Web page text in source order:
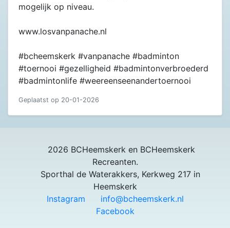
mogelijk op niveau.
www.losvanpanache.nl
#bcheemskerk #vanpanache #badminton
#toernooi #gezelligheid #badmintonverbroederd
#badmintonlife #weereenseenandertoernooi
Geplaatst op 20-01-2026
2026 BCHeemskerk en BCHeemskerk
Recreanten.
Sporthal de Waterakkers, Kerkweg 217 in
Heemskerk
Instagram
info@bcheemskerk.nl
Facebook